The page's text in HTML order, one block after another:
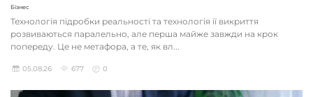
Бізнес
Технологія підробки реальності та технологія її викриття
розвиваються паралельно, але перша майже завжди на крок
попереду. Це не метафора, а те, як вл...
05.08.26 677 0